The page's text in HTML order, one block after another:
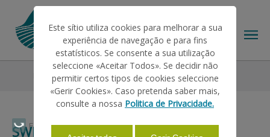
Faça Swipe para ver o menu
HELP/SUPPORT
Informations SNIRA Swine Records
SWINE
Este sítio utiliza cookies para melhorar a sua
experiência de navegação e para fins
estatísticos. Se consente a sua utilização
seleccione «Aceitar Todos». Se decidir não
permitir certos tipos de cookies seleccione
«Gerir Cookies». Caso pretenda saber mais,
consulte a nossa Politica de Privacidade.